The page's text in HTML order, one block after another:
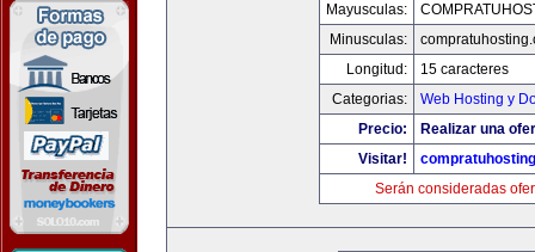
Mayusculas:
Minusculas:
Longitud:
15 caracteres
Categorias:
Web Hosting y
Precio:
Realizar una
Visitar!
Serán consideradas